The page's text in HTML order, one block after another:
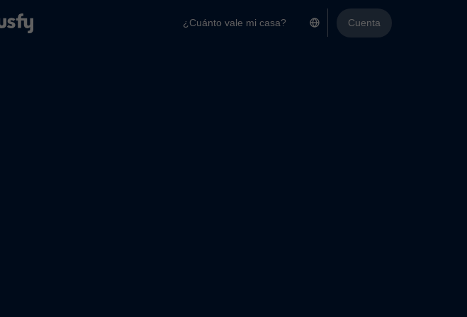
¿Cuánto vale mi casa? Cuenta